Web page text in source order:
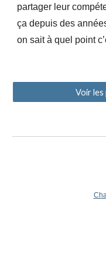
partager leur
ça depuis des
on sait à quel point
Voir